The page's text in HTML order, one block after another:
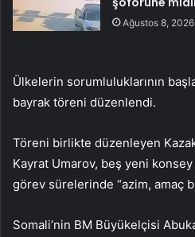
Ağustos 8, 2026
Ülkelerin sorumluluklarının
bayrak töreni düzenlendi.
Töreni birlikte düzenleyen
Kayrat Umarov, beş yeni
görev sürelerinde “azim, amaç
Somali’nin BM Büyükelçisi